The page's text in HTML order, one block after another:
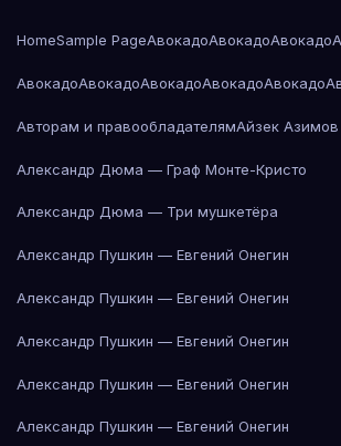
HomeSample PageАвокадоАвокадоАвокадо
АвокадоАвокадоАвокадоАвокадоАвокадо
Авторам и правообладателямАйзек
Александр Дюма — Граф Монте-Кристо
Александр Дюма — Три мушкетёра
Александр Пушкин — Евгений Онегин
Александр Пушкин — Евгений Онегин
Александр Пушкин — Евгений Онегин
Александр Пушкин — Евгений Онегин
Александр Пушкин — Евгений Онегин